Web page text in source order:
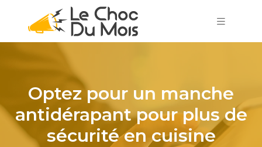
Optez pour un manche
antidérapant pour plus de
sécurité en cuisine